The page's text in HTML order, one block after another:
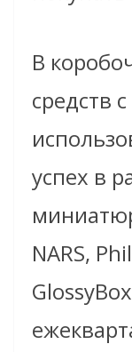
В
средств
успех в
NARS,